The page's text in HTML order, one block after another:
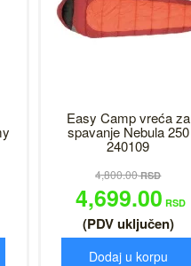
Easy Camp vreća za
spavanje Nebula 250
240109
4,800.00RSD
4,699.00 RSD
(PDV uključen)
Dodaj u korpu